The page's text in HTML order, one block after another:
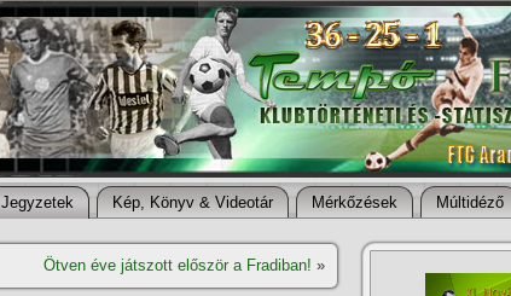
Jegyzetek Kép, Könyv & Videotár Mérkőzések Múltidéző
Ötven éve játszott először a Fradiban! »